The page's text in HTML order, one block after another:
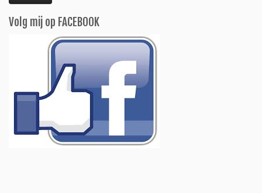
Volg mij op FACEBOOK